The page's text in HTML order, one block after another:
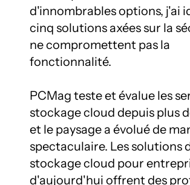
d'innombrables options, j'ai
cinq solutions axées sur la
ne compromettent pas la
fonctionnalité.
PCMag teste et évalue les
stockage cloud depuis plus
et le paysage a évolué de
spectaculaire. Les solutions
stockage cloud pour
d'aujourd'hui offrent des